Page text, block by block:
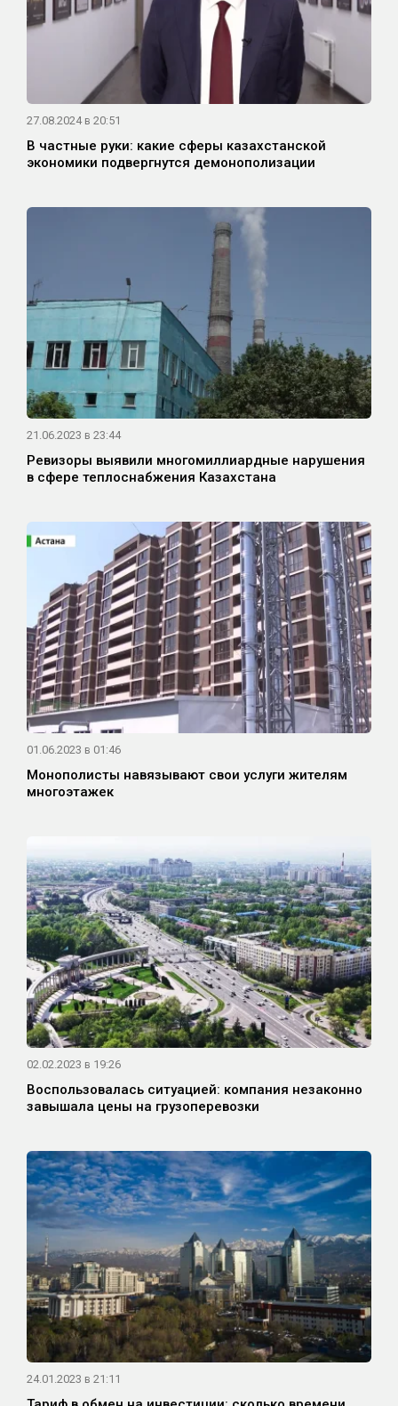
27.08.2024 в 20:51
В частные руки: какие сферы казахстанской
экономики подвергнутся демонополизации
21.06.2023 в 23:44
Ревизоры выявили многомиллиардные нарушения
в сфере теплоснабжения Казахстана
01.06.2023 в 01:46
Монополисты навязывают свои услуги жителям
многоэтажек
02.02.2023 в 19:26
Воспользовалась ситуацией: компания незаконно
завышала цены на грузоперевозки
24.01.2023 в 21:11